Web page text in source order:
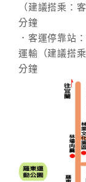
（建議搭乘：
分鐘
．客運停靠站
運輸（建議搭
分鐘